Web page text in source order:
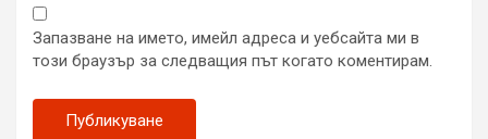
Запазване на името, имейл адреса и уебсайта ми в
този браузър за следващия път когато коментирам.